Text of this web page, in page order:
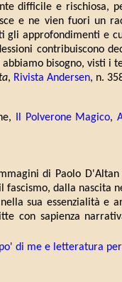
difficile e rischiosa,
e ne vien fuori un
gli approfondimenti e
contribuiscono
bisogno, visti i
, Rivista Andersen, n.
Il Polverone Magico,
di Paolo
dalla nascita
sua essenzialità e
con sapienza
di me e letteratura